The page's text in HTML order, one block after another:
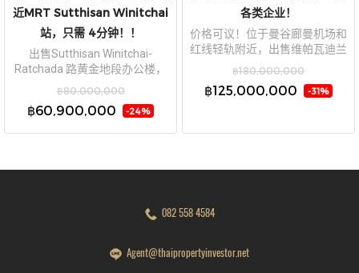
近MRT Sutthisan Winitchai
站，只需 4分钟！！
出售Sutthisan Winitchai-
Ratchada 路黄金地段办公楼，
平方哇，实用面积 1,600 平方
米，5 层楼，1 部电梯，停车位靠
฿80,000,000
฿60,900,000 -24%
各类企业！
价格可议！位于曼谷廊曼机场和
红线轻轨附近，出售维帕瓦迪兰
积683平方哇，可用面积5,085平
方米。是投资的理想之选，适合
฿180,000,000
฿125,000,000 -31%
082 558 4584
Agent@thaipropertyinvestor.net